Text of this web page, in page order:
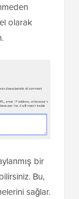
olarak
bir
Bu,
sağlar.